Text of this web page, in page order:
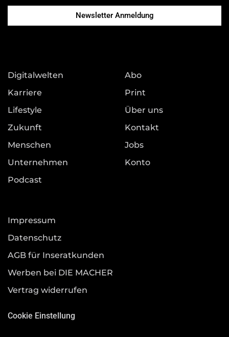
Newsletter Anmeldung
Digitalwelten
Karriere
Lifestyle
Zukunft
Menschen
Unternehmen
Podcast
Abo
Print
Über uns
Kontakt
Jobs
Konto
Impressum
Datenschutz
AGB für Inseratkunden
Werben bei DIE MACHER
Vertrag widerrufen
Cookie Einstellung